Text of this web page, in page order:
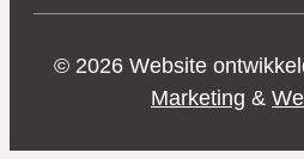
© 2026 Website
Marketing &